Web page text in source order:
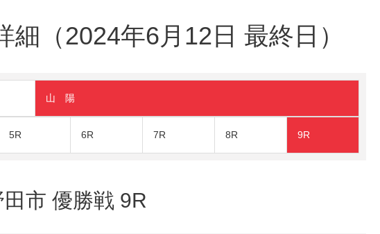
（2024年6月12日 最終日）
山 陽
5R 6R 7R 8R 9R
市 優勝戦 9R